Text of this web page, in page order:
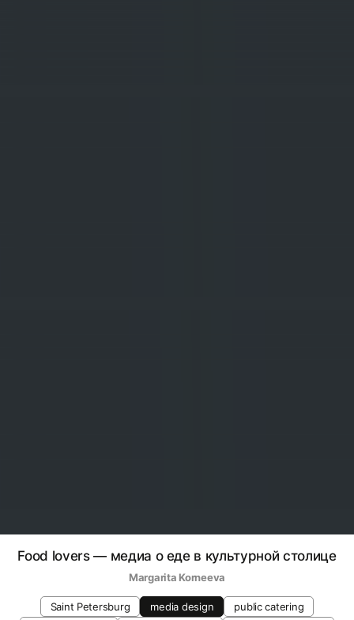
Food lovers — медиа о еде в культурной столице
Margarita Korneeva
Saint Petersburg media design
public catering